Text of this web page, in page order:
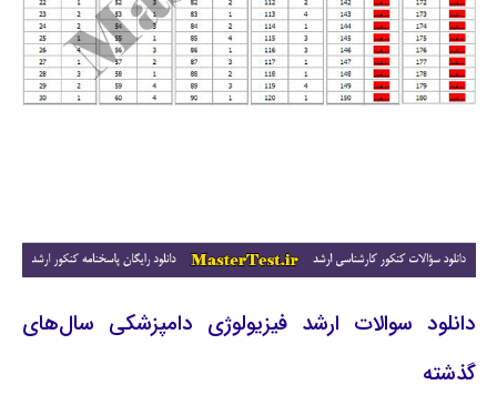
دانلود سوالات ارشد فیزیولوژی دامپزشکی سال‌های
گذشته